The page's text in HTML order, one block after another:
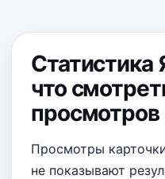
Статистика
что
просмотров
Просмотры
не показывают